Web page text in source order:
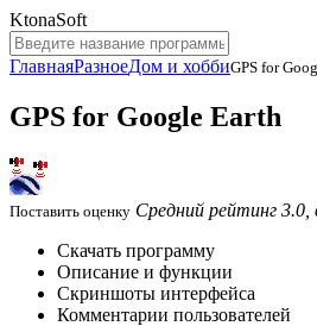
KtonaSoft
ГлавнаяРазноеДом и хоббиGPS for
GPS for Google Earth
Поставить оценку Средний рейтинг 3.0,
Скачать программу
Описание и функции
Скриншоты интерфейса
Комментарии пользователей